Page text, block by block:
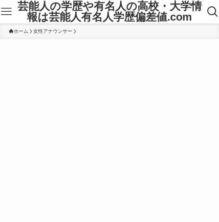
芸能人の学歴や有名人の高校・大学情
報は芸能人有名人学歴偏差値.com
ホーム 女性アナウンサー